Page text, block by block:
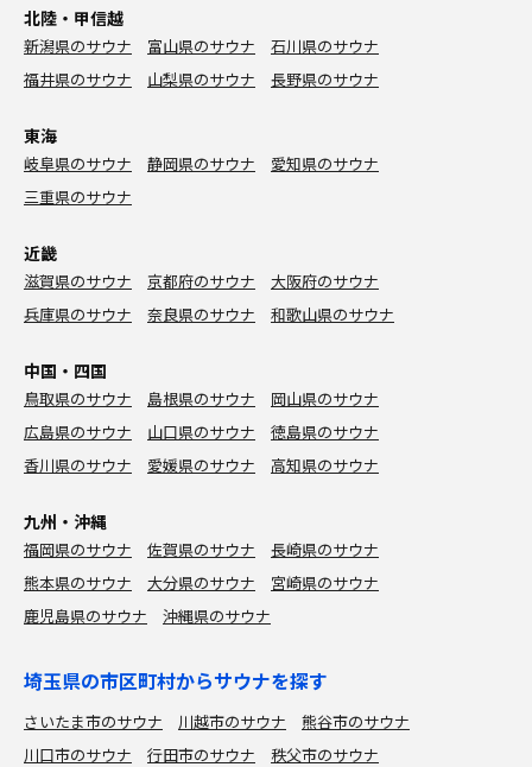
北陸・甲信越
新潟県のサウナ 富山県のサウナ
石川県のサウナ
福井県のサウナ
山梨県のサウナ 長野県のサウナ
東海
岐阜県のサウナ 静岡県のサウナ
愛知県のサウナ
三重県のサウナ
近畿
滋賀県のサウナ 京都府のサウナ
大阪府のサウナ
兵庫県のサウナ
奈良県のサウナ 和歌山県のサウナ
中国・四国
鳥取県のサウナ 島根県のサウナ
岡山県のサウナ
広島県のサウナ
山口県のサウナ
徳島県のサウナ
香川県のサウナ
愛媛県のサウナ 高知県のサウナ
九州・沖縄
福岡県のサウナ 佐賀県のサウナ
長崎県のサウナ
熊本県のサウナ
大分県のサウナ
宮崎県のサウナ
鹿児島県のサウナ
沖縄県のサウナ
埼玉県の市区町村からサウナを探す
さいたま市のサウナ 川越市のサウナ
熊谷市のサウナ
川口市のサウナ
行田市のサウナ
秩父市のサウナ